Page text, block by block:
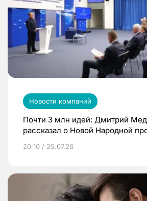
Новости компаний
Почти 3 млн идей: Дмитрий
рассказал о Новой Народной
20:10 / 25.07.26